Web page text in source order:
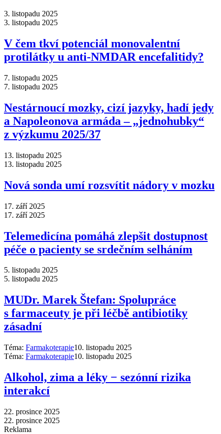
3. listopadu 2025
3. listopadu 2025
V čem tkví potenciál monovalentní
protilátky u anti-NMDAR encefalitidy?
7. listopadu 2025
7. listopadu 2025
Nestárnoucí mozky, cizí jazyky, hadí jedy
a Napoleonova armáda –⁠ „jednohubky“
z výzkumu 2025/37
13. listopadu 2025
13. listopadu 2025
Nová sonda umí rozsvítit nádory v mozku
17. září 2025
17. září 2025
Telemedicína pomáhá zlepšit dostupnost
péče o pacienty se srdečním selháním
5. listopadu 2025
5. listopadu 2025
MUDr. Marek Štefan: Spolupráce
s farmaceuty je při léčbě antibiotiky
zásadní
Téma: Farmakoterapie10. listopadu 2025
Téma: Farmakoterapie10. listopadu 2025
Alkohol, zima a léky −⁠ sezónní rizika
interakcí
22. prosince 2025
22. prosince 2025
Reklama